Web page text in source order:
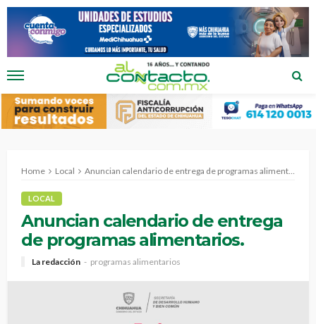
Home Local Anuncian calendario de entrega de programas alimentarios.
LOCAL
Anuncian calendario de entrega
de programas alimentarios.
La redacción programas alimentarios